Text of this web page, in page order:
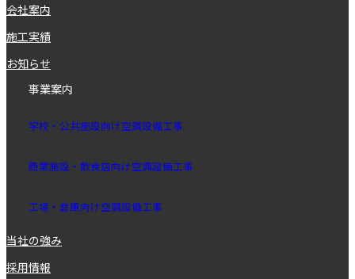
会社案内
施工実績
お知らせ
事業案内
学校・公共施設向け空調設備⼯事
商業施設・飲⾷店向け空調設備⼯事
⼯場・倉庫向け空調設備⼯事
当社の強み
採用情報